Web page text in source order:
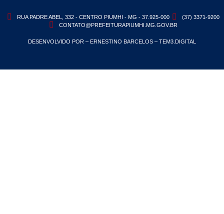
RUA PADRE ABEL, 332 - CENTRO PIUMHI - MG - 37.925-000
(37) 3371-9200
CONTATO@PREFEITURAPIUMHI.MG.GOV.BR
DESENVOLVIDO POR – ERNESTINO BARCELOS – TEM3.DIGITAL